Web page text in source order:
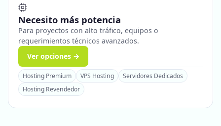
Necesito más potencia
Para proyectos con alto tráfico, equipos o
requerimientos técnicos avanzados.
Ver opciones →
Hosting Premium VPS Hosting
Servidores Dedicados
Hosting Revendedor